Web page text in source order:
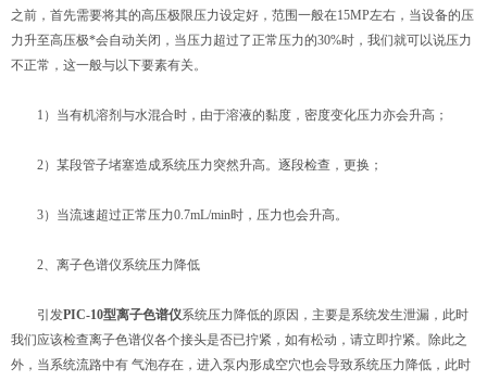
之前，首先需要将其的高压极限压力设定好，范围一般在15MP左右，当设备的压
力升至高压极*会自动关闭，当压力超过了正常压力的30%时，我们就可以说压力
不正常，这一般与以下要素有关。
1）当有机溶剂与水混合时，由于溶液的黏度，密度变化压力亦会升高；
2）某段管子堵塞造成系统压力突然升高。逐段检查，更换；
3）当流速超过正常压力0.7mL/min时，压力也会升高。
2、离子色谱仪系统压力降低
引发PIC-10型离子色谱仪系统压力降低的原因，主要是系统发生泄漏，此时
我们应该检查离子色谱仪各个接头是否已拧紧，如有松动，请立即拧紧。除此之
外，当系统流路中有 气泡存在，进入泵内形成空穴也会导致系统压力降低，此时